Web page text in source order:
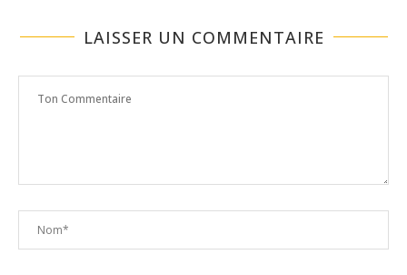
LAISSER UN COMMENTAIRE